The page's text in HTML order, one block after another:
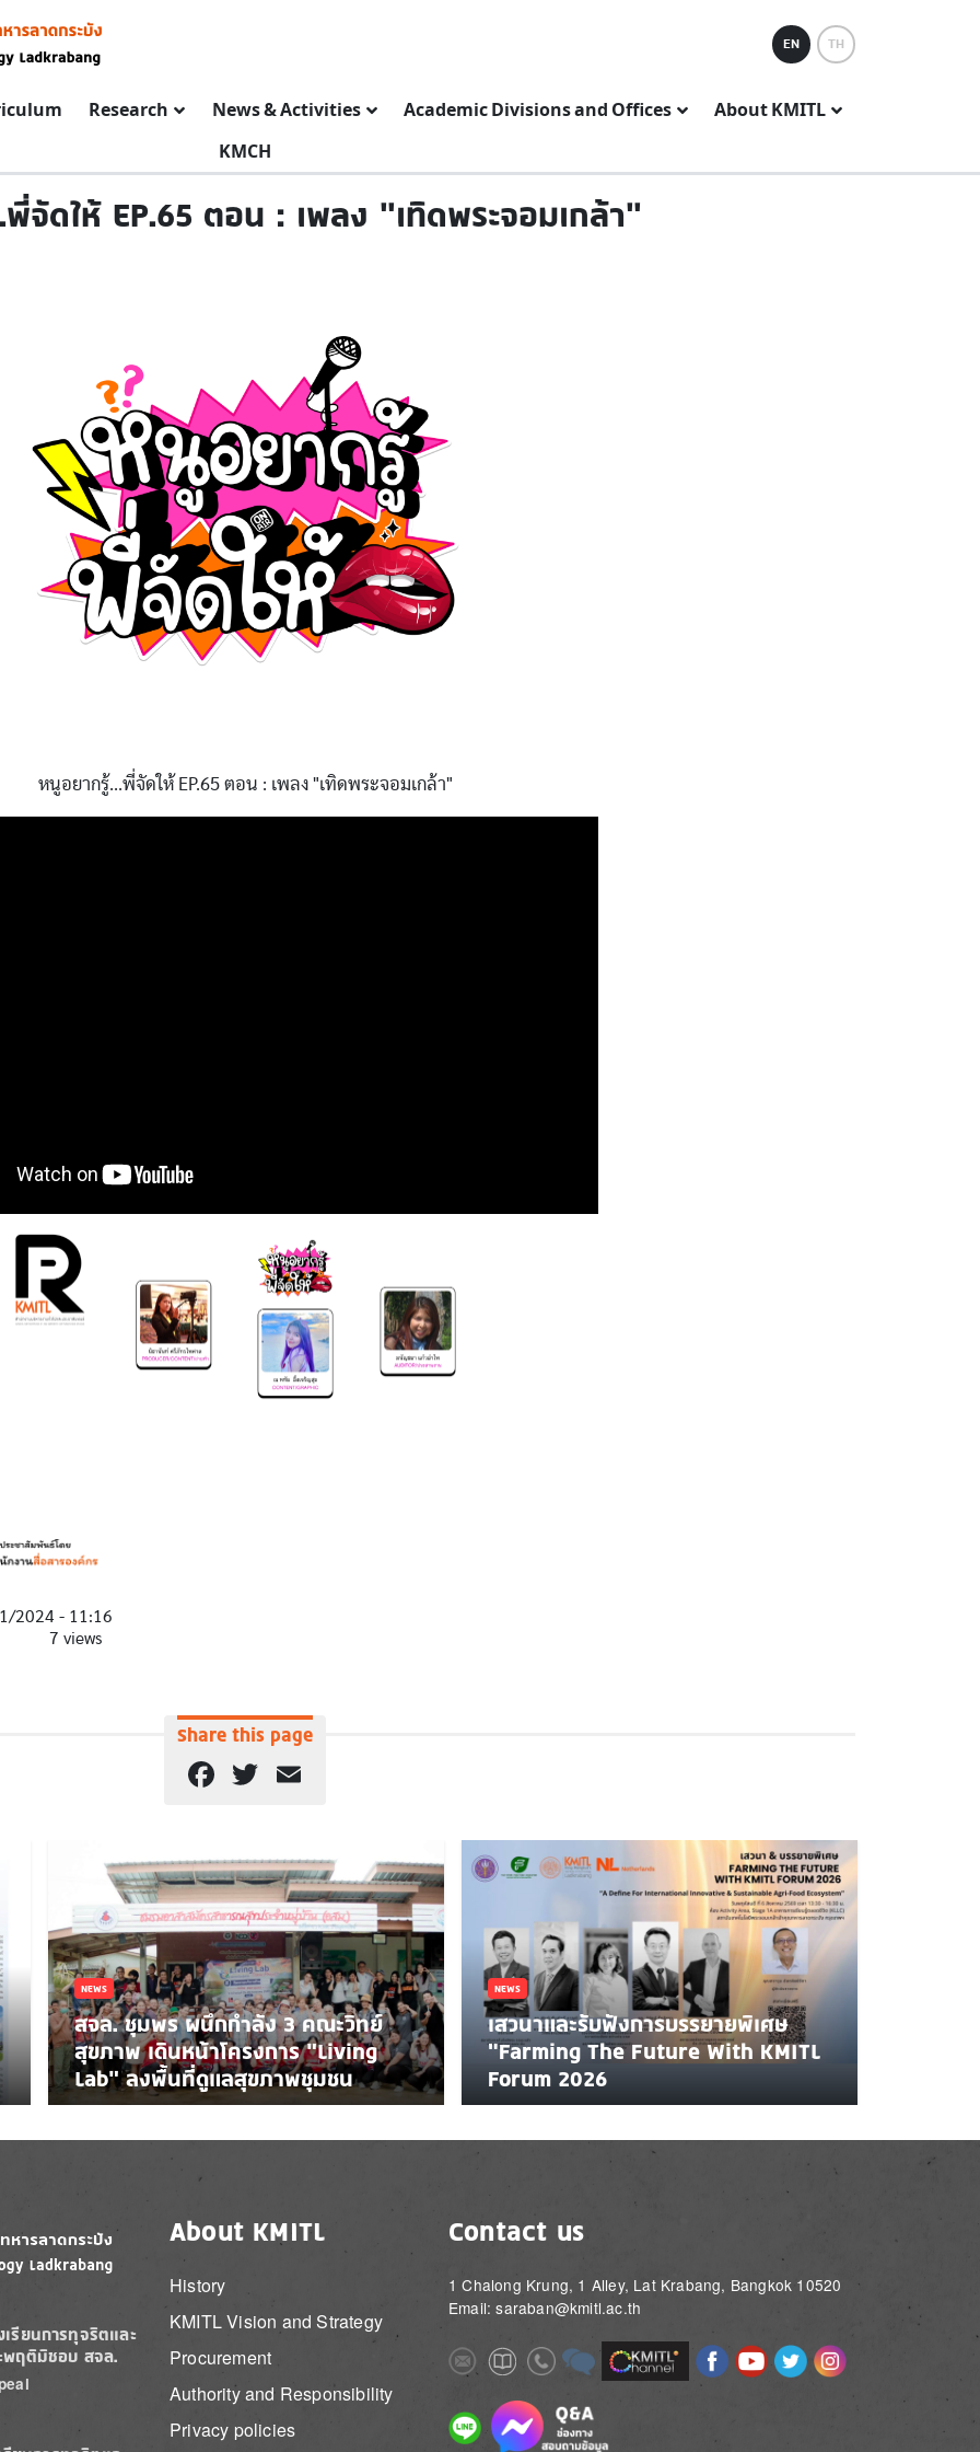
EN TH
Research News & Activities Academic Divisions and Offices
About KMITL
KMCH
จัดให้ EP.65 ตอน : เพลง "เทิดพระจอมเกล้า"
หนูอยากรู้...พี่จัดให้ EP.65 ตอน : เพลง "เทิดพระจอมเกล้า"
2024 - 11:16
7 views
Share this page
Facebook
Twitter
NEWS
สจล. ชุมพร ผนึกกำลัง 3 คณะวิทย์
สุขภาพ เดินหน้าโครงการ “Living
Lab” ลงพื้นที่ดูแลสุขภาพชุมชน
NEWS
เสวนาและรับฟังการบรรยายพิเศษ
"Farming The Future With KMITL
Forum 2026
เรียนการทุจริตและ
พฤติมิชอบ สจล.
About KMITL
History
KMITL Vision and Strategy
Procurement
Authority and Responsibility
Privacy policies
Contact us
1 Chalong Krung, 1 Alley, Lat Krabang, Bangkok 10520
Email: saraban@kmitl.ac.th
ImageImageImageImage Image ImageImageImageImage
Image Image